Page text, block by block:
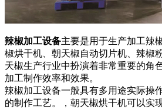
辣椒加工设备主要是用于生产加工辣
椒烘干机、朝天椒自动切片机、辣椒
天椒生产行业中扮演着非常重要的角
加工制作效率和效果。
辣椒加工设备一般具有多用途实际操
的制作工艺。，朝天椒烘干机可以实